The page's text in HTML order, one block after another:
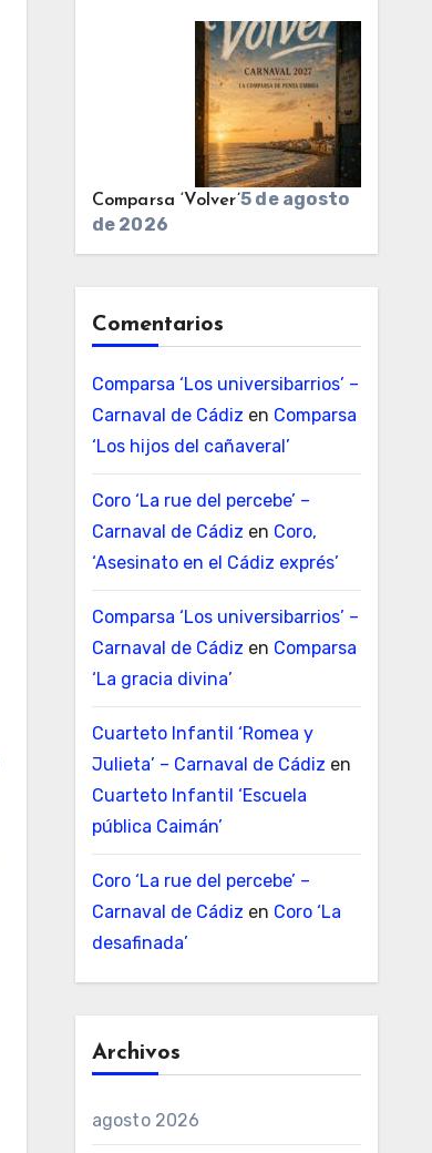
Comparsa ‘Volver’5 de agosto
de 2026
Comentarios
Comparsa ‘Los universibarrios’ –
Carnaval de Cádiz en Comparsa
‘Los hijos del cañaveral’
Coro ‘La rue del percebe’ –
Carnaval de Cádiz en Coro,
‘Asesinato en el Cádiz exprés’
Comparsa ‘Los universibarrios’ –
Carnaval de Cádiz en Comparsa
‘La gracia divina’
Cuarteto Infantil ‘Romea y
Julieta’ – Carnaval de Cádiz en
Cuarteto Infantil ‘Escuela
pública Caimán’
Coro ‘La rue del percebe’ –
Carnaval de Cádiz en Coro ‘La
desafinada’
Archivos
agosto 2026